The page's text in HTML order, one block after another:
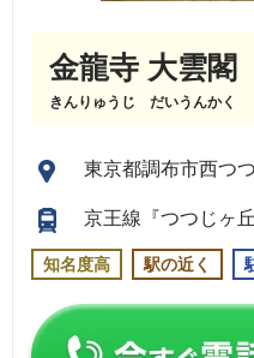
金龍寺 大雲閣
きんりゅうじ だいうんかく
東京都調布市西つ
京王線『つつじヶ
知名度高 駅の近く